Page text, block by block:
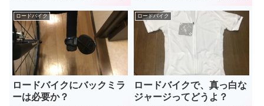
いたのに、最終的にこのバイクを
選んだ理由をお話したいと思いま
す。
半の榛名神社からの劇坂に撃沈？
記録的には微妙な結果でしたが、
アットホームな大会で、走ってい
てとても気持ちのいい大会でし
ロードバイク
ロードバイクにバックミラ
ーは必要か？
ロードバイク
ロードバイクで、真っ白な
ジャージってどうよ？